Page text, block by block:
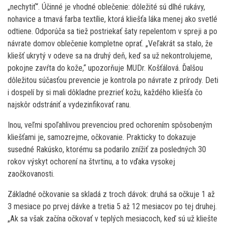
„nechytiť“. Účinné je vhodné oblečenie: dôležité sú dlhé rukávy,
nohavice a tmavá farba textílie, ktorá kliešťa láka menej ako svetlé
odtiene. Odporúča sa tiež postriekať šaty repelentom v spreji a po
návrate domov oblečenie kompletne oprať. „Veľakrát sa stalo, že
kliešť ukrytý v odeve sa na druhý deň, keď sa už nekontrolujeme,
pokojne zavŕta do kože,“ upozorňuje MUDr. Košťálová. Ďalšou
dôležitou súčasťou prevencie je kontrola po návrate z prírody. Deti
i dospelí by si mali dôkladne prezrieť kožu, každého kliešťa čo
najskôr odstrániť a vydezinfikovať ranu.
Inou, veľmi spoľahlivou prevenciou pred ochorením spôsobeným
kliešťami je, samozrejme, očkovanie. Prakticky to dokazuje
susedné Rakúsko, ktorému sa podarilo znížiť za posledných 30
rokov výskyt ochorení na štvrtinu, a to vďaka vysokej
zaočkovanosti.
Základné očkovanie sa skladá z troch dávok: druhá sa očkuje 1 až
3 mesiace po prvej dávke a tretia 5 až 12 mesiacov po tej druhej.
„Ak sa však začína očkovať v teplých mesiacoch, keď sú už kliešte